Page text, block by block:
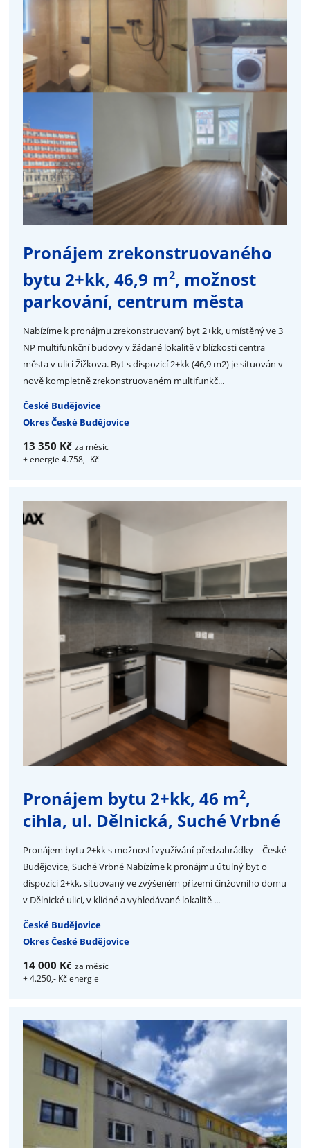
Pronájem zrekonstruovaného
bytu 2+kk, 46,9 m2, možnost
parkování, centrum města
Nabízíme k pronájmu zrekonstruovaný byt 2+kk, umístěný ve 3
NP multifunkční budovy v žádané lokalitě v blízkosti centra
města v ulici Žižkova. Byt s dispozicí 2+kk (46,9 m2) je situován v
nově kompletně zrekonstruovaném multifunkč...
České Budějovice
Okres České Budějovice
13 350 Kč za měsíc
+ energie 4.758,- Kč
Pronájem bytu 2+kk, 46 m2,
cihla, ul. Dělnická, Suché Vrbné
Pronájem bytu 2+kk s možností využívání předzahrádky – České
Budějovice, Suché Vrbné Nabízíme k pronájmu útulný byt o
dispozici 2+kk, situovaný ve zvýšeném přízemí činžovního domu
v Dělnické ulici, v klidné a vyhledávané lokalitě ...
České Budějovice
Okres České Budějovice
14 000 Kč za měsíc
+ 4.250,- Kč energie